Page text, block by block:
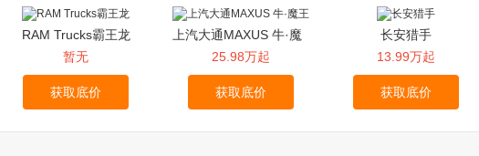
RAM Trucks霸王龙
暂无
获取底价
上汽大通MAXUS 牛·魔
25.98万起
获取底价
长安猎手
13.99万起
获取底价